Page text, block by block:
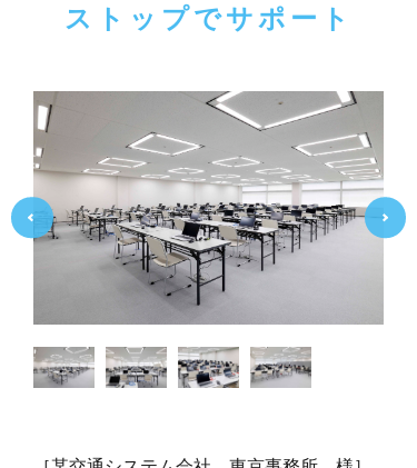
ストップでサポート
Previ
ous
Next